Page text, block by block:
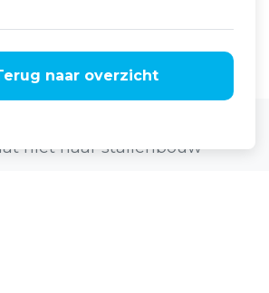
niet naar stallenbouw
naar overzicht